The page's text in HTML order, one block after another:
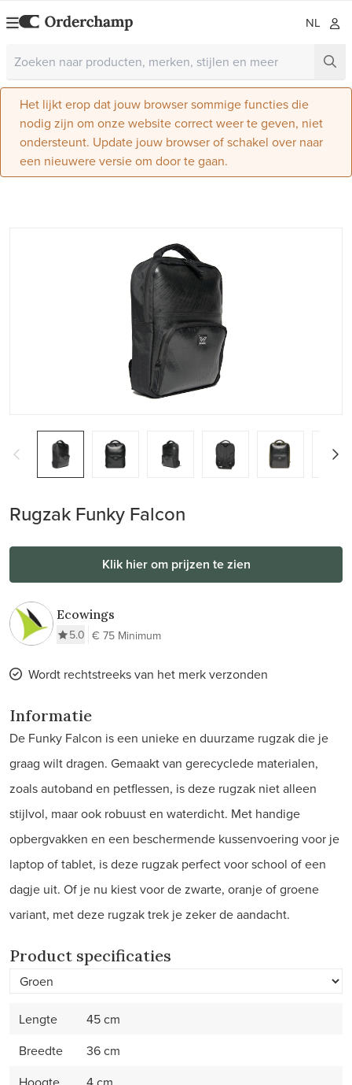
NL
Het lijkt erop dat jouw browser sommige functies die
nodig zijn om onze website correct weer te geven, niet
ondersteunt. Update jouw browser of schakel over naar
een nieuwere versie om door te gaan.
Rugzak Funky Falcon
Klik hier om prijzen te zien
Ecowings
5.0 € 75 Minimum
Wordt rechtstreeks van het merk verzonden
Informatie
De Funky Falcon is een unieke en duurzame rugzak die je
graag wilt dragen. Gemaakt van gerecyclede materialen,
zoals autoband en petflessen, is deze rugzak niet alleen
stijlvol, maar ook robuust en waterdicht. Met handige
opbergvakken en een beschermende kussenvoering voor je
laptop of tablet, is deze rugzak perfect voor school of een
dagje uit. Of je nu kiest voor de zwarte, oranje of groene
variant, met deze rugzak trek je zeker de aandacht.
Product specificaties
Lengte
45 cm
Breedte
36 cm